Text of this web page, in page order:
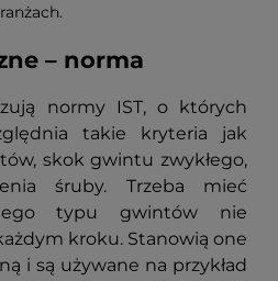
– norma
normy IST, o których
takie kryteria jak
skok gwintu zwykłego,
śruby. Trzeba mieć
typu gwintów nie
kroku. Stanowią one
i są używane na przykład